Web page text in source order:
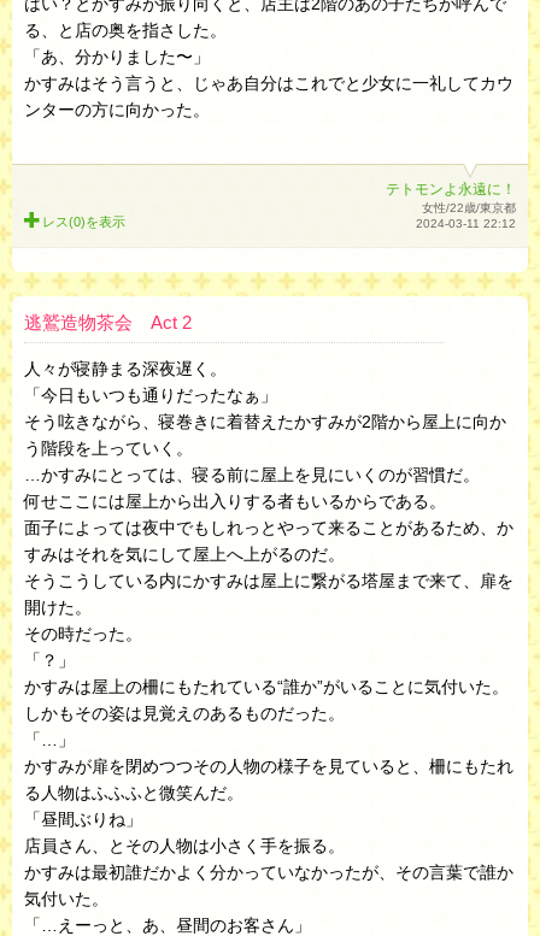
る、と店の奥を指さした。
「あ、分かりました〜」
かすみはそう言うと、じゃあ自分はこれでと少女に一礼してカウ
ンターの方に向かった。
テトモンよ永遠に！
女性/22歳/東京都
2024-03-11 22:12
レス(0)を表示
逃鷲造物茶会 Act 2
人々が寝静まる深夜遅く。
「今日もいつも通りだったなぁ」
そう呟きながら、寝巻きに着替えたかすみが2階から屋上に向か
う階段を上っていく。
…かすみにとっては、寝る前に屋上を見にいくのが習慣だ。
何せここには屋上から出入りする者もいるからである。
面子によっては夜中でもしれっとやって来ることがあるため、か
すみはそれを気にして屋上へ上がるのだ。
そうこうしている内にかすみは屋上に繋がる塔屋まで来て、扉を
開けた。
その時だった。
「？」
かすみは屋上の柵にもたれている“誰か”がいることに気付いた。
しかもその姿は見覚えのあるものだった。
「…」
かすみが扉を閉めつつその人物の様子を見ていると、柵にもたれ
る人物はふふふと微笑んだ。
「昼間ぶりね」
店員さん、とその人物は小さく手を振る。
かすみは最初誰だかよく分かっていなかったが、その言葉で誰か
気付いた。
「…えーっと、あ、昼間のお客さん」